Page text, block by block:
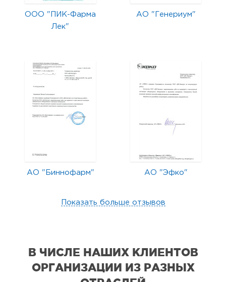
ООО "ПИК-Фарма
Лек"
АО "Генериум"
АО "Биннофарм" АО "Эфко"
Показать больше отзывов
В ЧИСЛЕ НАШИХ КЛИЕНТОВ
ОРГАНИЗАЦИИ ИЗ РАЗНЫХ